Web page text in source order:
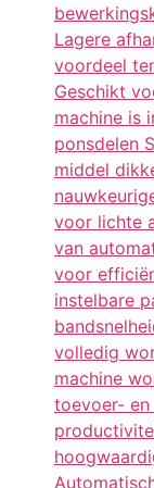
Lagere
voordeel
Geschikt
machine is
ponsdelen
middel
voor lichte
van
voor
instelbare
volledig
machine
toevoer-